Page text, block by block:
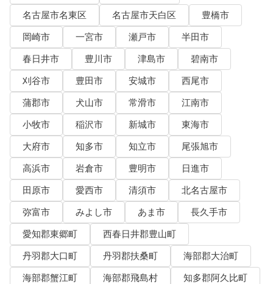
名古屋市名東区
名古屋市天白区
豊橋市
岡崎市
一宮市 瀬戸市
半田市
春日井市
豊川市 津島市
碧南市
刈谷市
豊田市 安城市
西尾市
蒲郡市
犬山市 常滑市
江南市
小牧市
稲沢市 新城市
東海市
大府市
知多市 知立市
尾張旭市
高浜市
岩倉市 豊明市
日進市
田原市
愛西市 清須市
北名古屋市
弥富市
みよし市 あま市
長久手市
愛知郡東郷町
西春日井郡豊山町
丹羽郡大口町
丹羽郡扶桑町
海部郡大治町
海部郡蟹江町
海部郡飛島村
知多郡阿久比町